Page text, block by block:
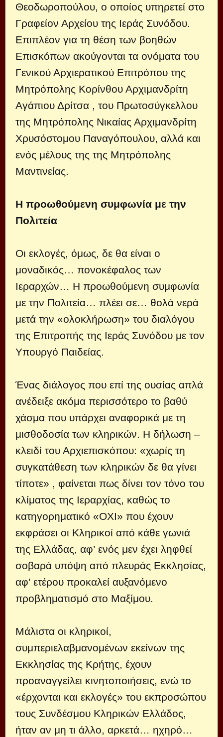
Θεοδωροπούλου, ο οποίος υπηρετεί στο
Γραφείον Αρχείου της Ιεράς Συνόδου.
Επιπλέον για τη θέση των βοηθών
Επισκόπων ακούγονται τα ονόματα του
Γενικού Αρχιερατικού Επιτρόπου της
Μητρόπολης Κορίνθου Αρχιμανδρίτη
Αγάπιου Δρίτσα , του Πρωτοσύγκελλου
της Μητρόπολης Νικαίας Αρχιμανδρίτη
Χρυσόστομου Παναγόπουλου, αλλά και
ενός μέλους της της Μητρόπολης
Μαντινείας.
Η προωθούμενη συμφωνία με την
Πολιτεία
Οι εκλογές, όμως, δε θα είναι ο
μοναδικός… πονοκέφαλος των
Ιεραρχών… Η προωθούμενη συμφωνία
με την Πολιτεία… πλέει σε… θολά νερά
μετά την «ολοκλήρωση» του διαλόγου
της Επιτροπής της Ιεράς Συνόδου με τον
Υπουργό Παιδείας.
Ένας διάλογος που επί της ουσίας απλά
ανέδειξε ακόμα περισσότερο το βαθύ
χάσμα που υπάρχει αναφορικά με τη
μισθοδοσία των κληρικών. Η δήλωση –
κλειδί του Αρχιεπισκόπου: «χωρίς τη
συγκατάθεση των κληρικών δε θα γίνει
τίποτε» , φαίνεται πως δίνει τον τόνο του
κλίματος της Ιεραρχίας, καθώς το
κατηγορηματικό «ΟΧΙ» που έχουν
εκφράσει οι Κληρικοί από κάθε γωνιά
της Ελλάδας, αφ’ ενός μεν έχει ληφθεί
σοβαρά υπόψη από πλευράς Εκκλησίας,
αφ’ ετέρου προκαλεί αυξανόμενο
προβληματισμό στο Μαξίμου.
Μάλιστα οι κληρικοί,
συμπεριελαβμανομένων εκείνων της
Εκκλησίας της Κρήτης, έχουν
προαναγγείλει κινητοποιήσεις, ενώ το
«έρχονται και εκλογές» του εκπροσώπου
τους Συνδέσμου Κληρικών Ελλάδος,
ήταν αν μη τι άλλο, αρκετά… ηχηρό…